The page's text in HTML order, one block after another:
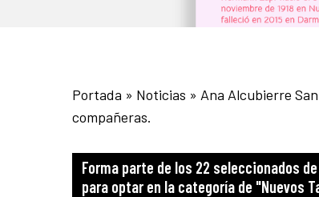
Portada » Noticias » Ana Alcubierre
compañeras.
Forma parte de los 22 seleccionados
para optar en la categoría de "Nuevos